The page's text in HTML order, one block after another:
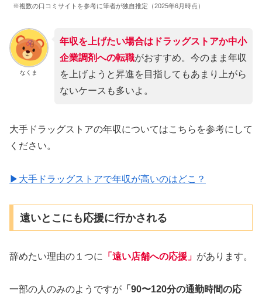
※複数の口コミサイトを参考に筆者が独自推定（2025年6月時点）
なくま
年収を上げたい場合はドラッグストアか中小
企業調剤への転職がおすすめ。今のまま年収
を上げようと昇進を目指してもあまり上がら
ないケースも多いよ。
大手ドラッグストアの年収についてはこちらを参考にして
ください。
▶大手ドラッグストアで年収が高いのはどこ？
遠いとこにも応援に行かされる
辞めたい理由の１つに 「遠い店舗への応援」 があります。
一部の人のみのようですが 「90〜120分の通勤時間の応